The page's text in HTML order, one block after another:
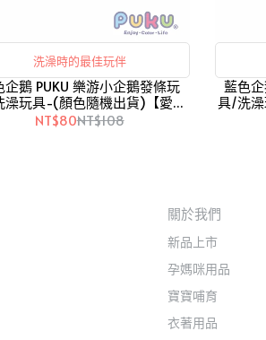
洗澡時的最佳玩伴
企鵝 PUKU 樂游小企鵝發條玩
澡玩具-(顏色隨機出貨)【愛吾
兒】
NT$80NT$108
藍色
具/洗
關於我們
新品上市
孕媽咪用品
寶寶哺育
衣著用品